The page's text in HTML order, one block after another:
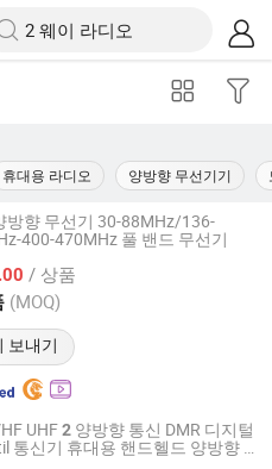
휴대용 라디오 양방향 무선기기
방향 무선기 30-88MHz/136-
400-470MHz 풀 밴드 무선기
/ 상품
(MOQ)
보내기
Co., Ltd.
이후 2016
UHF2 양방향 통신 DMR 디지털
통신기 휴대용 핸드헬드 양방향
Technology Co., Ltd.